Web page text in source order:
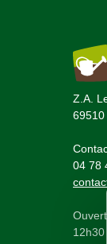
Z.A.
69510
04 78
12h30